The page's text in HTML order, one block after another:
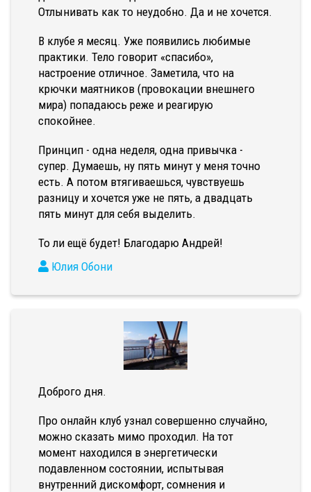
Отлынивать как то неудобно. Да и не хочется.
В клубе я месяц. Уже появились любимые
практики. Тело говорит «спасибо»,
настроение отличное. Заметила, что на
крючки маятников (провокации внешнего
мира) попадаюсь реже и реагирую
спокойнее.
Принцип - одна неделя, одна привычка -
супер. Думаешь, ну пять минут у меня точно
есть. А потом втягиваешься, чувствуешь
разницу и хочется уже не пять, а двадцать
пять минут для себя выделить.
То ли ещё будет! Благодарю Андрей!
Юлия Обони
Доброго дня.
Про онлайн клуб узнал совершенно случайно,
можно сказать мимо проходил. На тот
момент находился в энергетически
подавленном состоянии, испытывая
внутренний дискомфорт, сомнения и